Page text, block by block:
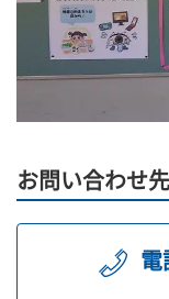
お問い合わせ先
電